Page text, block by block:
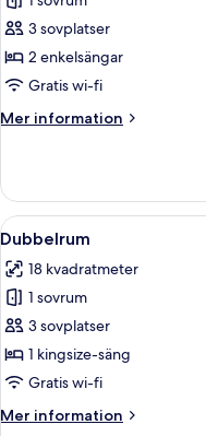
Tvåbäddsrum
3 sovplatser
2 enkelsängar
Gratis wi-fi
Mer information
Mer
Öppna
alla
foton
för
Dubbelrum
4
Dubbelrum
18 kvadratmeter
1 sovrum
3 sovplatser
1 kingsize-säng
Gratis wi-fi
Mer information
Mer